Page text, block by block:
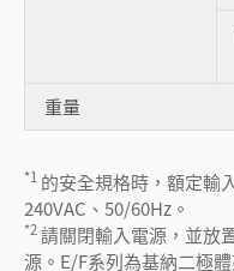
重量
*1 的安全規格時，額定輸
240VAC、50/60Hz。
*2請關閉輸入電源，並放
源。E/F系列為基納二極